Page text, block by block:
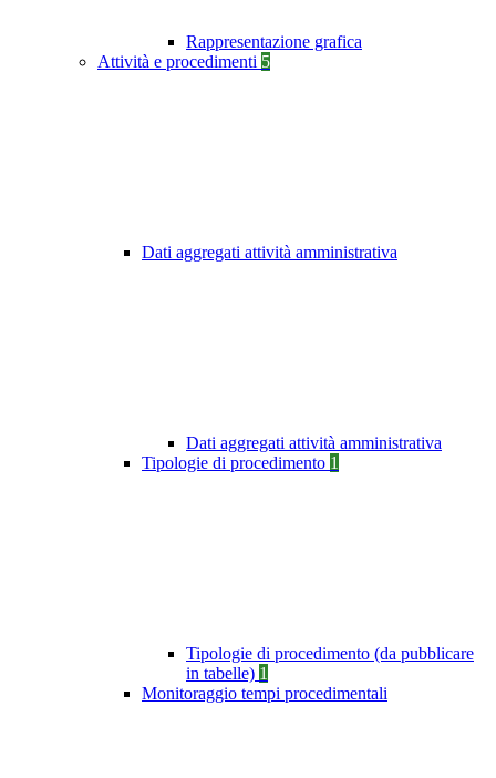
Rappresentazione grafica
Attività e procedimenti 5
Dati aggregati attività amministrativa
Dati aggregati attività amministrativa
Tipologie di procedimento 1
Tipologie di procedimento (da pubblicare
in tabelle) 1
Monitoraggio tempi procedimentali